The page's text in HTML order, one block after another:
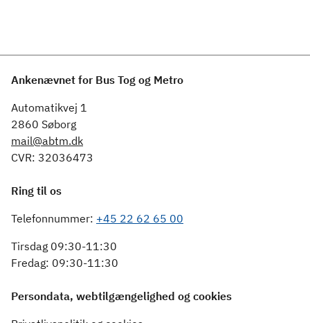
Ankenævnet for Bus Tog og Metro
Automatikvej 1
2860 Søborg
mail@abtm.dk
CVR: 32036473
Ring til os
Telefonnummer: +45 22 62 65 00
Tirsdag 09:30-11:30
Fredag: 09:30-11:30
Persondata, webtilgængelighed og cookies